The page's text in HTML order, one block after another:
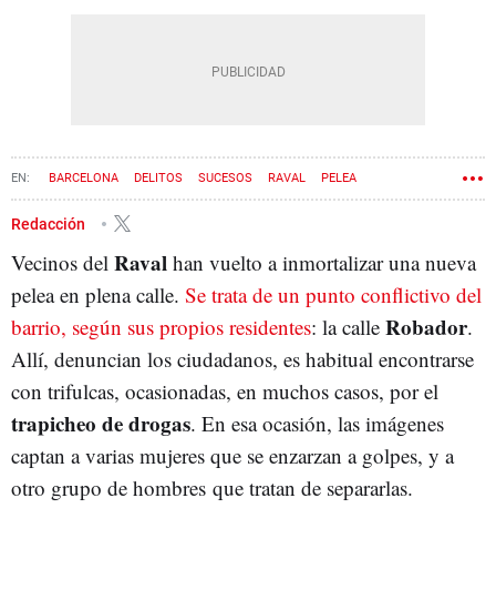
BARCELONA DELITOS SUCESOS RAVAL PELEA
Redacción
Vecinos del Raval han vuelto a inmortalizar una nueva
pelea en plena calle. Se trata de un punto conflictivo del
barrio, según sus propios residentes: la calle Robador.
Allí, denuncian los ciudadanos, es habitual encontrarse
con trifulcas, ocasionadas, en muchos casos, por el
trapicheo de drogas. En esa ocasión, las imágenes
captan a varias mujeres que se enzarzan a golpes, y a
otro grupo de hombres que tratan de separarlas.